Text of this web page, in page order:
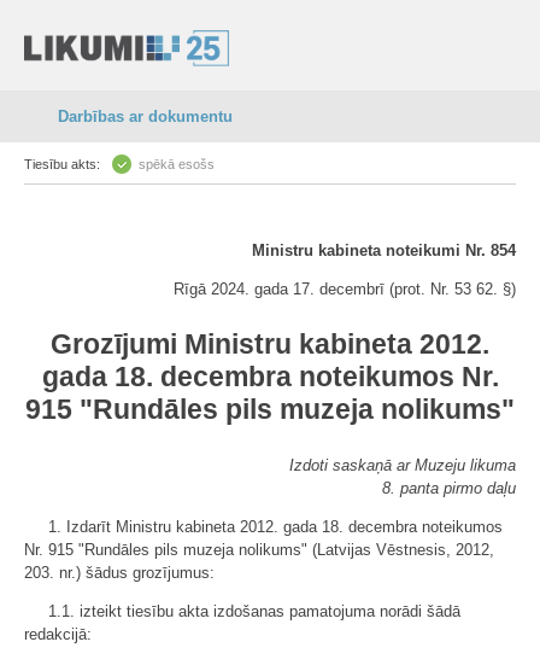
Darbības ar dokumentu
Tiesību akts: spēkā esošs
Ministru kabineta noteikumi Nr. 854
Rīgā 2024. gada 17. decembrī (prot. Nr. 53 62. §)
Grozījumi Ministru kabineta 2012.
gada 18. decembra noteikumos Nr.
915 "Rundāles pils muzeja nolikums"
Izdoti saskaņā ar Muzeju likuma
8. panta pirmo daļu
1. Izdarīt Ministru kabineta 2012. gada 18. decembra noteikumos
Nr. 915 "Rundāles pils muzeja nolikums" (Latvijas Vēstnesis, 2012,
203. nr.) šādus grozījumus:
1.1. izteikt tiesību akta izdošanas pamatojuma norādi šādā
redakcijā: